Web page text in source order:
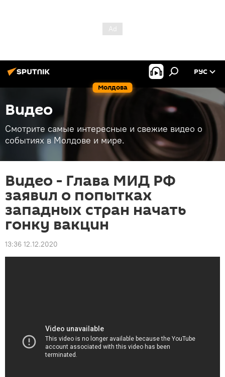
Молдова
РУС
Видео
Смотрите самые интересные и свежие видео о
событиях в Молдове и мире.
Видео - Глава МИД РФ
заявил о попытках
западных стран начать
гонку вакцин
13:36 12.12.2020